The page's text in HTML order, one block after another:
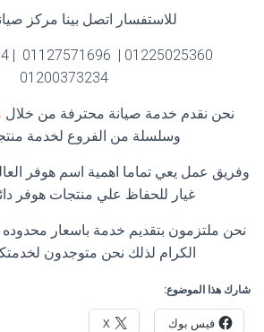
للاستفسار اتصل بينا مركز
01200373234
نحن نقدم خدمة صيانة محترفة من خلال
وسلسلة من الفروع لخدمة
وفريق عمل يعي تماما اهمية اسم هوفر
غيار للحفاظ علي منتجات هوفر
نحن ملتزمون بتقديم خدمة باسعار
الكرام لذلك نحن متوجدون
شارك هذا الموضوع:
فيس بوك X